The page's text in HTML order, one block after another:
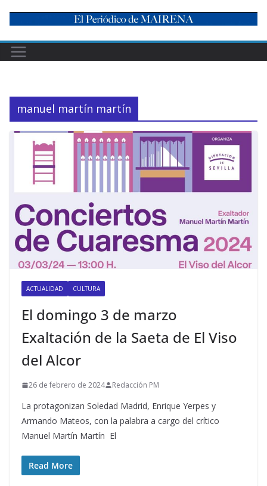
content
manuel martín martín
ACTUALIDAD CULTURA
El domingo 3 de marzo
Exaltación de la Saeta de El Viso
del Alcor
26 de febrero de 2024 Redacción PM
La protagonizan Soledad Madrid, Enrique Yerpes y
Armando Mateos, con la palabra a cargo del crítico
Manuel Martín Martín El
Read More